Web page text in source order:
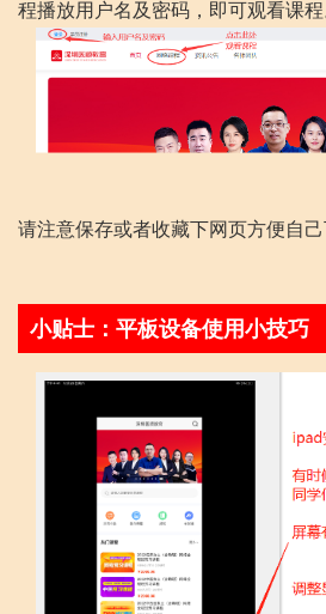
程播放用户名及密码，即可观看课程
请注意保存或者收藏下网页方便自
小贴士：平板设备使用小技巧